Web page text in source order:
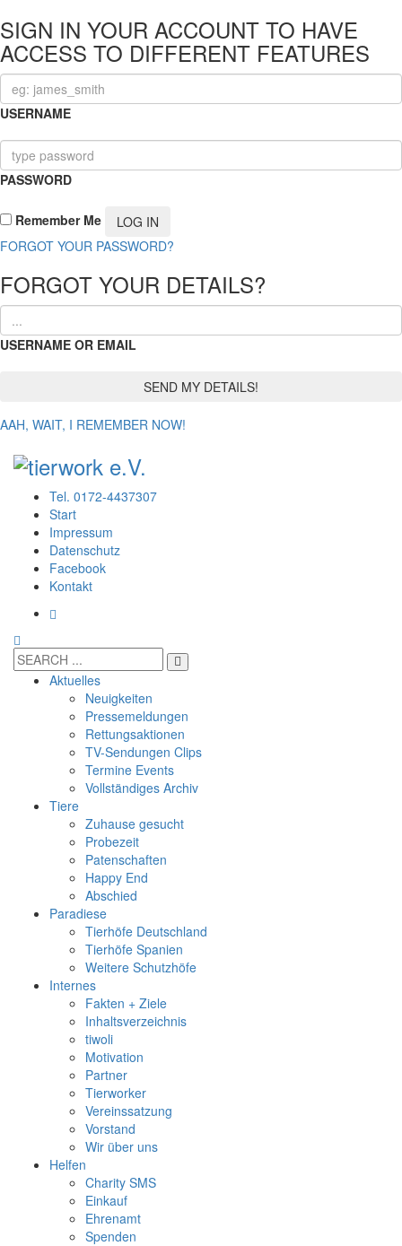
SIGN IN YOUR ACCOUNT TO HAVE
ACCESS TO DIFFERENT FEATURES
USERNAME
PASSWORD
Remember Me
FORGOT YOUR PASSWORD?
FORGOT YOUR DETAILS?
USERNAME OR EMAIL
AAH, WAIT, I REMEMBER NOW!
Tel. 0172-4437307
Start
Impressum
Datenschutz
Facebook
Kontakt
Aktuelles
Neuigkeiten
Pressemeldungen
Rettungsaktionen
TV-Sendungen Clips
Termine Events
Vollständiges Archiv
Tiere
Zuhause gesucht
Probezeit
Patenschaften
Happy End
Abschied
Paradiese
Tierhöfe Deutschland
Tierhöfe Spanien
Weitere Schutzhöfe
Internes
Fakten + Ziele
Inhaltsverzeichnis
tiwoli
Motivation
Partner
Tierworker
Vereinssatzung
Vorstand
Wir über uns
Helfen
Charity SMS
Einkauf
Ehrenamt
Spenden